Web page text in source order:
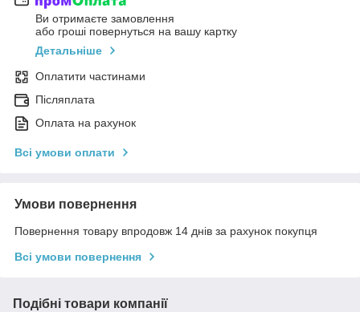
Ви отримаєте замовлення
або гроші повернуться на вашу картку
Детальніше
Оплатити частинами
Післяплата
Оплата на рахунок
Всі умови оплати
Умови повернення
Повернення товару впродовж 14 днів за рахунок покупця
Всі умови повернення
Подібні товари компанії